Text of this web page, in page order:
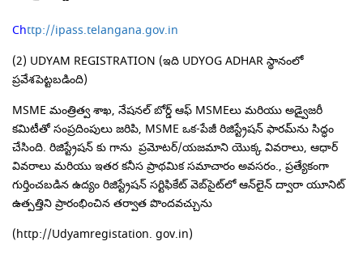
Chttp://ipass.telangana.gov.in
(2) UDYAM REGISTRATION (ఇది UDYOG ADHAR స్థానంలో
ప్రవేశపెట్టబడింది)
MSME మంత్రిత్వ శాఖ, నేషనల్ బోర్డ్ ఆఫ్ MSMEలు మరియు అడ్వైజరీ
కమిటీతో సంప్రదింపులు జరిపి, MSME ఒక-పేజీ రిజిస్ట్రేషన్ ఫారమ్‌ను సిద్ధం
చేసింది. రిజిస్ట్రేషన్ కు గాను ప్రమోటర్/యజమాని యొక్క వివరాలు, ఆధార్
వివరాలు మరియు ఇతర కనీస ప్రాథమిక సమాచారం అవసరం., ప్రత్యేకంగా
గుర్తించబడిన ఉద్యం రిజిస్ట్రేషన్ సర్టిఫికేట్ వెబ్‌సైట్‌లో ఆన్‌లైన్ ద్వారా యూనిట్
ఉత్పత్తిని ప్రారంభించిన తర్వాత పొందవచ్చును
(http://Udyamregistation. gov.in)